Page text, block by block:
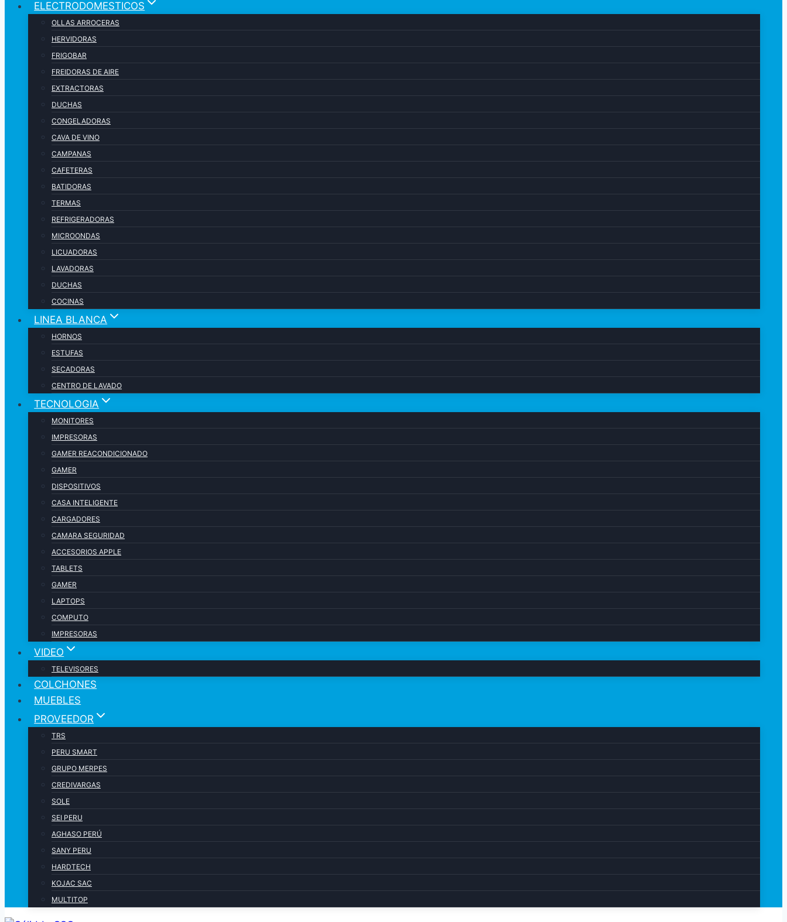
ELECTRODOMESTICOS
OLLAS ARROCERAS
HERVIDORAS
FRIGOBAR
FREIDORAS DE AIRE
EXTRACTORAS
DUCHAS
CONGELADORAS
CAVA DE VINO
CAMPANAS
CAFETERAS
BATIDORAS
TERMAS
REFRIGERADORAS
MICROONDAS
LICUADORAS
LAVADORAS
DUCHAS
COCINAS
LINEA BLANCA
HORNOS
ESTUFAS
SECADORAS
CENTRO DE LAVADO
TECNOLOGIA
MONITORES
IMPRESORAS
GAMER REACONDICIONADO
GAMER
DISPOSITIVOS
CASA INTELIGENTE
CARGADORES
CAMARA SEGURIDAD
ACCESORIOS APPLE
TABLETS
GAMER
LAPTOPS
COMPUTO
IMPRESORAS
VIDEO
TELEVISORES
COLCHONES
MUEBLES
PROVEEDOR
TRS
PERU SMART
GRUPO MERPES
CREDIVARGAS
SOLE
SEI PERU
AGHASO PERÚ
SANY PERU
HARDTECH
KOJAC SAC
MULTITOP